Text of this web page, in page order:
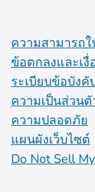
ความสามารถใ
ข้อตกลงและเงื่
ระเบียบข้อบังคั
ความเป็นส่วนตั
ความปลอดภัย
แผนผังเว็บไซต์
Do Not Sell